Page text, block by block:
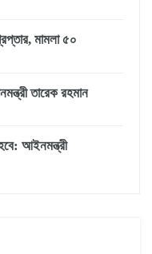
মামলা ৫০
তারেক রহমান
আইনমন্ত্রী